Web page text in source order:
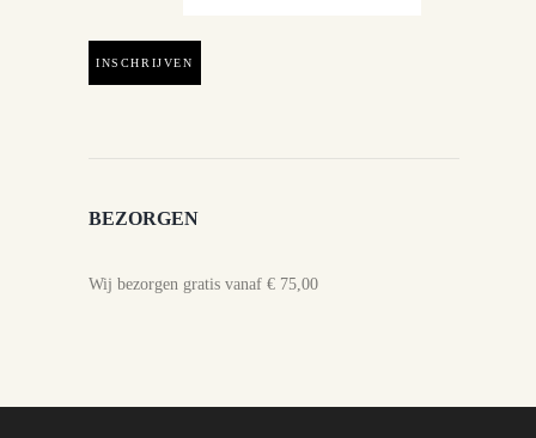
BEZORGEN
Wij bezorgen gratis vanaf € 75,00